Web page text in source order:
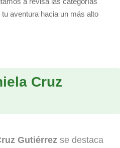
aventura hacia un más alto
Cruz
Gutiérrez se destaca